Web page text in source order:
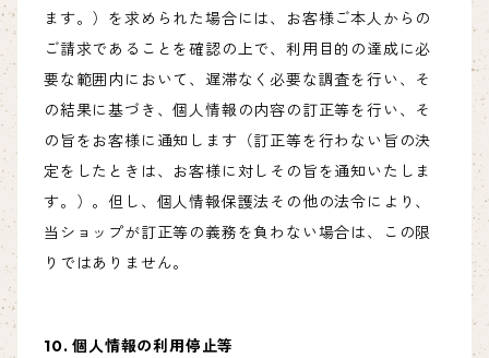
ます。）を求められた場合には、お客様ご本人からの
ご請求であることを確認の上で、利用目的の達成に必
要な範囲内において、遅滞なく必要な調査を行い、そ
の結果に基づき、個人情報の内容の訂正等を行い、そ
の旨をお客様に通知します（訂正等を行わない旨の決
定をしたときは、お客様に対しその旨を通知いたしま
す。）。但し、個人情報保護法その他の法令により、
当ショップが訂正等の義務を負わない場合は、この限
りではありません。
10. 個人情報の利用停止等